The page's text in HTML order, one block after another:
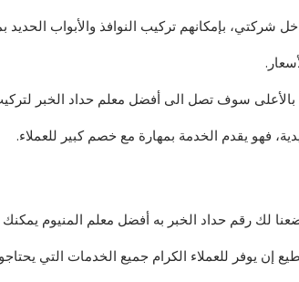
شركتي، بإمكانهم تركيب النوافذ والأبواب الحديد
سوف تصل الى أفضل معلم حداد الخبر
فهو يقدم الخدمة بمهارة مع خصم كبير للعملاء.
لك رقم حداد الخبر به أفضل معلم المنيوم يمكنك
إن يوفر للعملاء الكرام جميع الخدمات التي